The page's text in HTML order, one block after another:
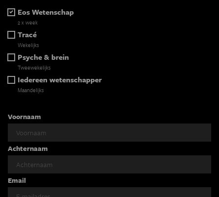
Eos Wetenschap
2 x week
Tracé
Wekelijks
Psyche & brein
Tweewekelijks
Iedereen wetenschapper
Maandelijks
Voornaam
Achternaam
Email